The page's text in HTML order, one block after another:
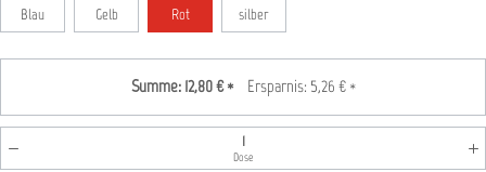
Blau Gelb Rot silber
Summe: 12,80 €* Ersparnis: 5,26 €*
Produkt Anzahl: Gib den gewünschten Wert ein oder
Dose